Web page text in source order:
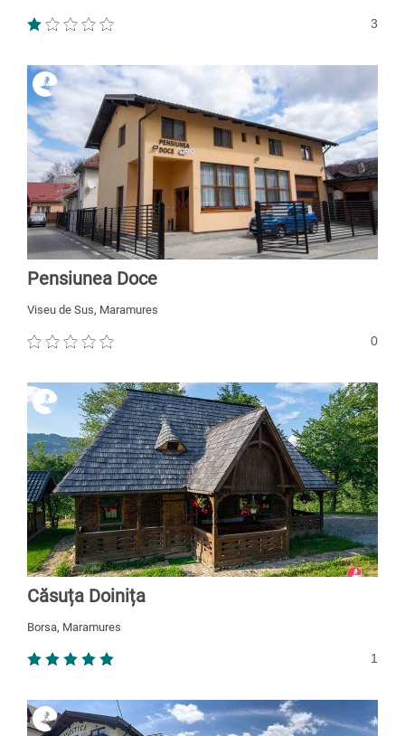
3
Pensiunea Doce
Viseu de Sus, Maramures
0
Căsuța Doinița
Borsa, Maramures
1